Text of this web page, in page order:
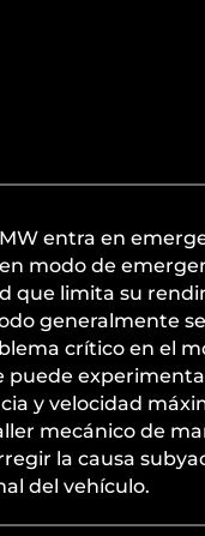
entra en
modo de
que limita su
generalmente
crítico en el
puede
y velocidad
mecánico de
la causa
del vehículo.